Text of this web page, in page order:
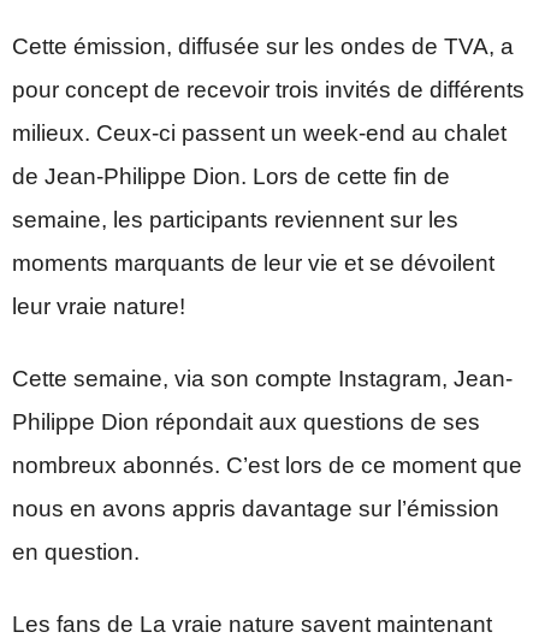
Cette émission, diffusée sur les ondes de TVA, a
pour concept de recevoir trois invités de différents
milieux. Ceux-ci passent un week-end au chalet
de Jean-Philippe Dion. Lors de cette fin de
semaine, les participants reviennent sur les
moments marquants de leur vie et se dévoilent
leur vraie nature!
Cette semaine, via son compte Instagram, Jean-
Philippe Dion répondait aux questions de ses
nombreux abonnés. C’est lors de ce moment que
nous en avons appris davantage sur l’émission
en question.
Les fans de La vraie nature savent maintenant